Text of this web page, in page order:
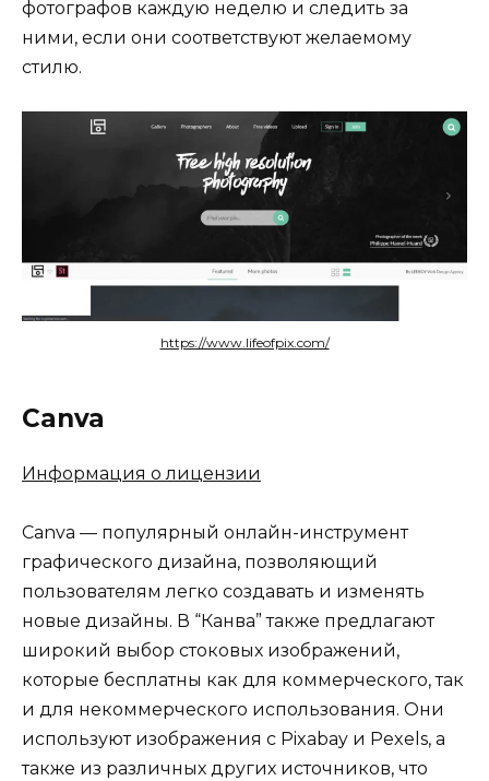
фотографов каждую неделю и следить за
ними, если они соответствуют желаемому
стилю.
https://www.lifeofpix.com/
Canva
Информация о лицензии
Canva — популярный онлайн-инструмент
графического дизайна, позволяющий
пользователям легко создавать и изменять
новые дизайны. В “Канва” также предлагают
широкий выбор стоковых изображений,
которые бесплатны как для коммерческого, так
и для некоммерческого использования. Они
используют изображения с Pixabay и Pexels, а
также из различных других источников, что